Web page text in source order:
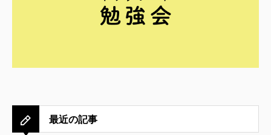
最近の記事